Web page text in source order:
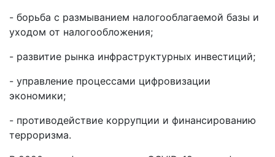
- борьба с размыванием налогооблагаемой базы и
уходом от налогообложения;
- развитие рынка инфраструктурных инвестиций;
- управление процессами цифровизации
экономики;
- противодействие коррупции и финансированию
терроризма.